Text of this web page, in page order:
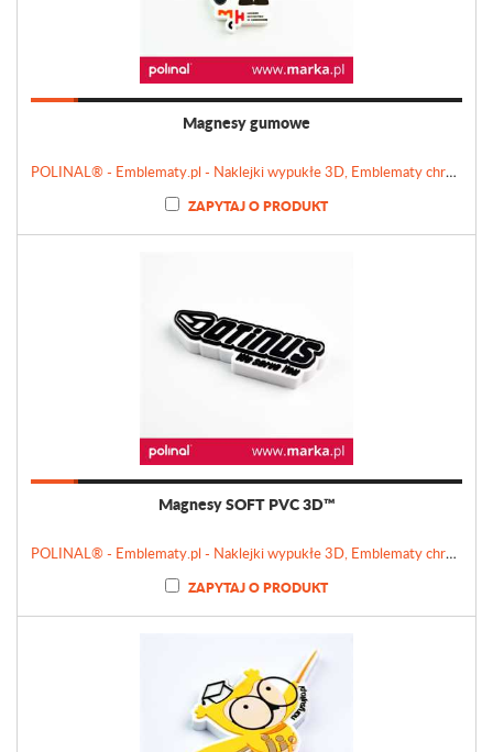
Magnesy gumowe
POLINAL® - Emblematy.pl - Naklejki wypukłe 3D, Emblematy chromowane, Tabliczki, Etykiety
ZAPYTAJ O PRODUKT
Magnesy SOFT PVC 3D™
POLINAL® - Emblematy.pl - Naklejki wypukłe 3D, Emblematy chromowane, Tabliczki, Etykiety
ZAPYTAJ O PRODUKT